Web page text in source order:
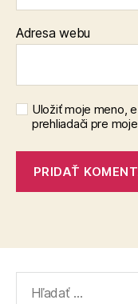
Adresa webu
Uložiť moje meno,
prehliadači pre